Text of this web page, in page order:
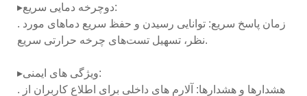
▸دوچرخه دمایی سریع:
. زمان پاسخ سریع: توانایی رسیدن و حفظ سریع دماهای مورد
نظر، تسهیل تست‌های چرخه حرارتی سریع.
▸ویژگی های ایمنی:
. هشدارها و هشدارها: آلارم های داخلی برای اطلاع کاربران از